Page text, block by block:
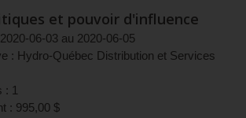
et pouvoir d'influence
2020-06-03 au 2020-06-05
: Hydro-Québec Distribution et Services
: 1
: 995,00 $